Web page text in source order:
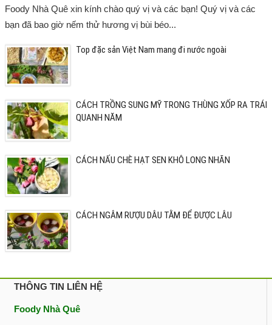
Foody Nhà Quê xin kính chào quý vị và các bạn! Quý vị và các
bạn đã bao giờ nếm thử hương vị bùi béo...
Top đặc sản Việt Nam mang đi nước ngoài
CÁCH TRỒNG SUNG MỸ TRONG THÙNG XỐP RA TRÁI
QUANH NĂM
CÁCH NẤU CHÈ HẠT SEN KHÔ LONG NHÃN
CÁCH NGÂM RƯỢU DÂU TẰM ĐỂ ĐƯỢC LÂU
THÔNG TIN LIÊN HỆ
Foody Nhà Quê